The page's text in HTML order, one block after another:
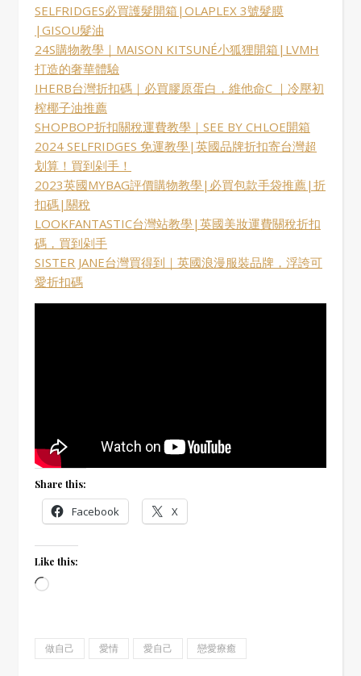
SELFRIDGES必買護髮開箱|OLAPLEX 3號髮膜
|GISOU髮油
24S購物教學｜MAISON KITSUNÉ小狐狸開箱|LVMH
打造的奢華體驗
IHERB台灣折扣碼｜必買膠原蛋白，維他命C ｜冷壓初
榨椰子油推薦
SHOPBOP折扣關稅運費教學｜SEE BY CHLOE開箱
2024 SELFRIDGES 免運教學|英國品牌折扣寄台灣超
划算！買到剁手！
2023英國MYBAG評價購物教學|必買包款手袋推薦|折
扣碼|關稅
LOOKFANTASTIC台灣站教學|英國美妝運費關稅折扣
碼，買到剁手
SISTER JANE台灣買得到｜英國浪漫服裝品牌，浮誇可
愛折扣碼
Share this:
Facebook X
Like this:
Loading…
做自己 愛情 愛自己 戀愛療癒